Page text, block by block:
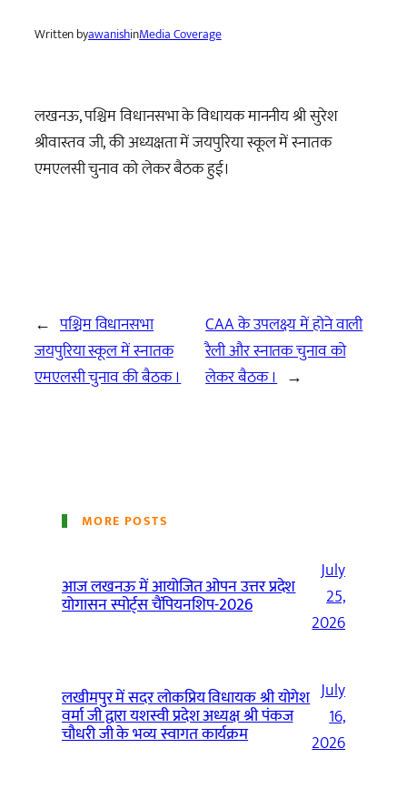
Written byawanishinMedia Coverage
लखनऊ, पश्चिम विधानसभा के विधायक माननीय श्री सुरेश
श्रीवास्तव जी, की अध्यक्षता में जयपुरिया स्कूल में स्नातक
एमएलसी चुनाव को लेकर बैठक हुई।
← पश्चिम विधानसभा
जयपुरिया स्कूल में स्नातक
एमएलसी चुनाव की बैठक ।
CAA के उपलक्ष्य में होने वाली
रैली और स्नातक चुनाव को
लेकर बैठक । →
MORE POSTS
आज लखनऊ में आयोजित ओपन उत्तर प्रदेश
योगासन स्पोर्ट्स चैंपियनशिप-2026
July
25,
2026
लखीमपुर में सदर लोकप्रिय विधायक श्री योगेश
वर्मा जी द्वारा यशस्वी प्रदेश अध्यक्ष श्री पंकज
चौधरी जी के भव्य स्वागत कार्यक्रम
July
16,
2026